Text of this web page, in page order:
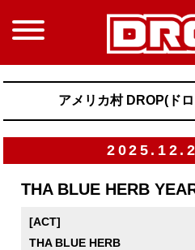
アメリカ村 DROP(ド
THA BLUE HERB
[ACT]
THA BLUE HERB